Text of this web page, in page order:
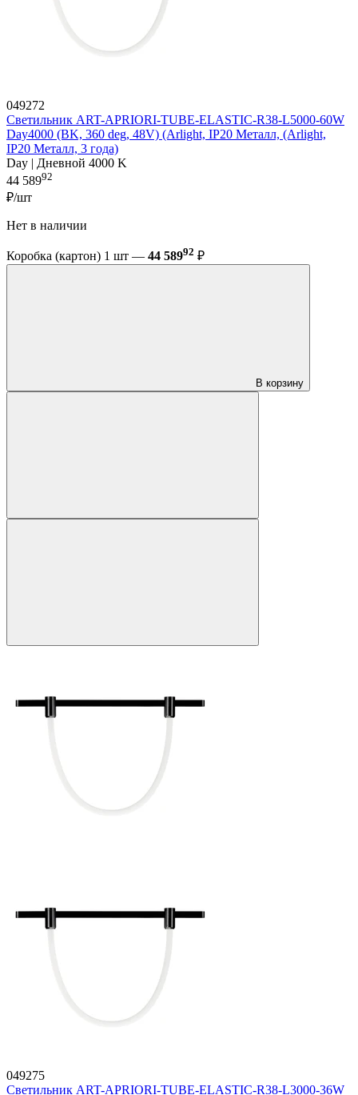
049272
Светильник ART-APRIORI-TUBE-ELASTIC-R38-L5000-60W
Day4000 (BK, 360 deg, 48V) (Arlight, IP20 Металл, (Arlight,
IP20 Металл, 3 года)
Day | Дневной 4000 K
44 58992
₽/шт
Нет в наличии
Коробка (картон) 1 шт — 44 58992 ₽
В корзину
049275
Светильник ART-APRIORI-TUBE-ELASTIC-R38-L3000-36W